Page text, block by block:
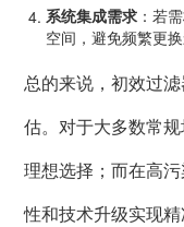
系统集成需求 ：若
空间，避免频繁更
总的来说，初效过
估。对于大多数常
理想选择；而在高
性和技术升级实现